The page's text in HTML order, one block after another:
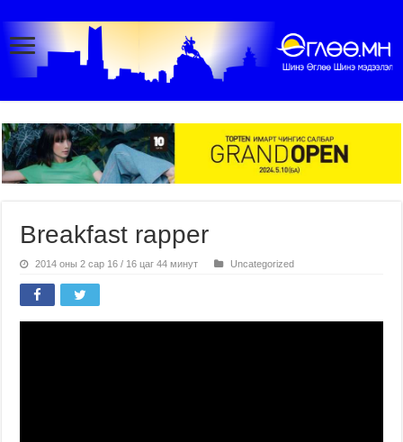
Breakfast rapper
2014 оны 2 сар 16 / 16 цаг 44 минут Uncategorized